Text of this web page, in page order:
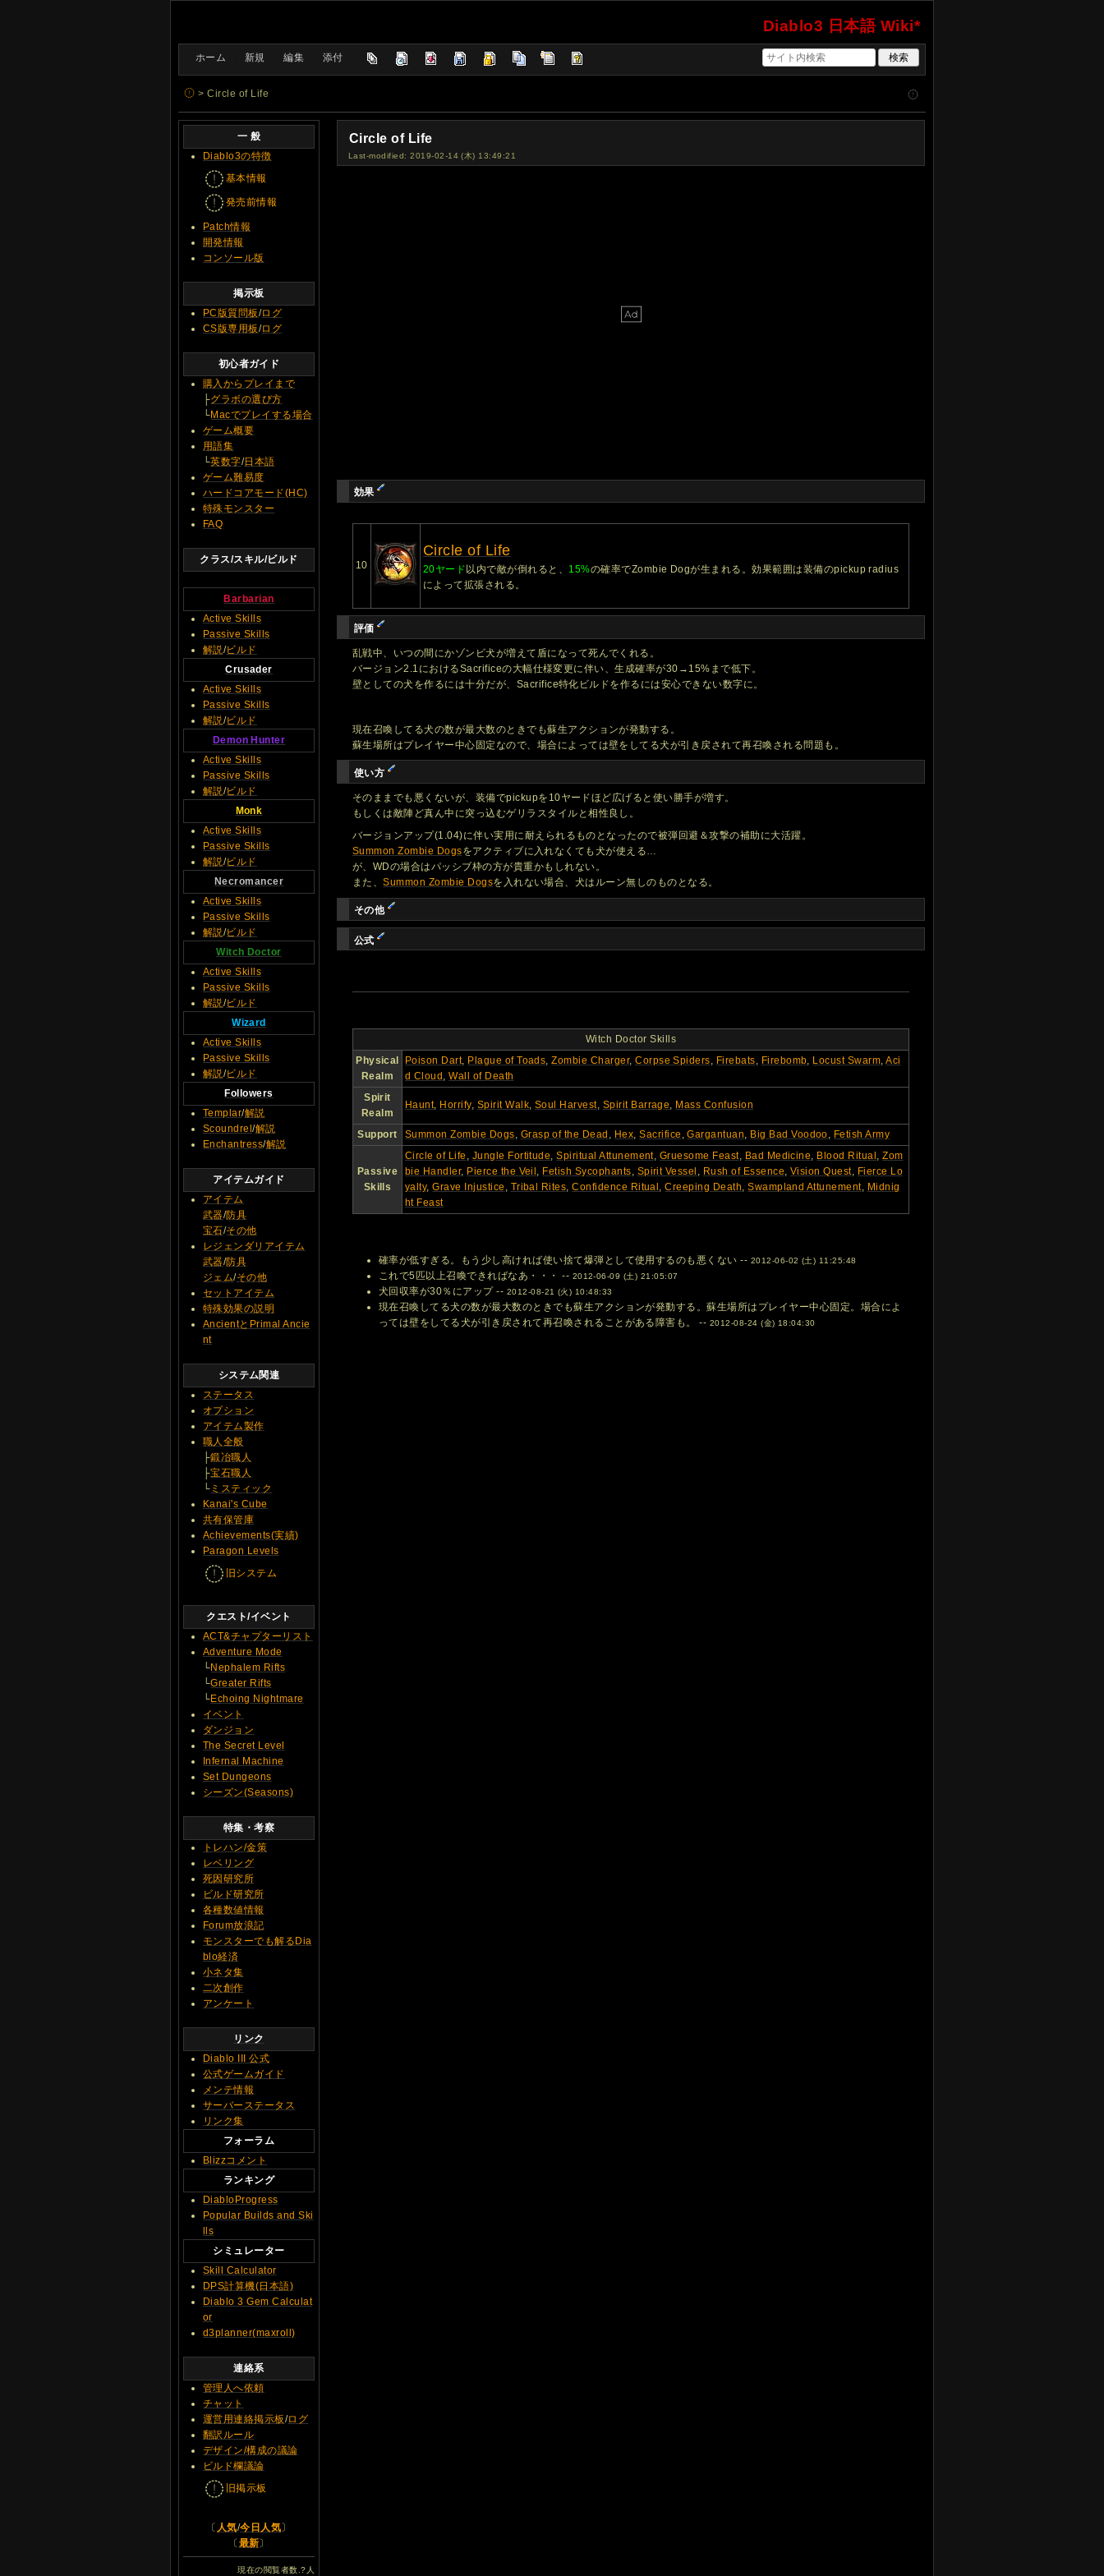
Diablo3 日本語 Wiki*
ホーム 新規 編集 添付
> Circle of Life
Circle of Life
Last-modified: 2019-02-14 (木) 13:49:21
効果
10
Circle of Life
20ヤード 以内で敵が倒れると、 15%の確率でZombie Dogが生まれる。効果範囲は装備のpickup radius
によって拡張される。
評価
乱戦中、いつの間にかゾンビ犬が増えて盾になって死んでくれる。
バージョン2.1におけるSacrificeの大幅仕様変更に伴い、生成確率が30→15%まで低下。
壁としての犬を作るには十分だが、Sacrifice特化ビルドを作るには安心できない数字に。
現在召喚してる犬の数が最大数のときでも蘇生アクションが発動する。
蘇生場所はプレイヤー中心固定なので、場合によっては壁をしてる犬が引き戻されて再召喚される問題も。
使い方
そのままでも悪くないが、装備でpickupを10ヤードほど広げると使い勝手が増す。
もしくは敵陣ど真ん中に突っ込むゲリラスタイルと相性良し。
バージョンアップ(1.04)に伴い実用に耐えられるものとなったので被弾回避＆攻撃の補助に大活躍。
Summon Zombie Dogsをアクティブに入れなくても犬が使える…
が、WDの場合はパッシブ枠の方が貴重かもしれない。
また、Summon Zombie Dogsを入れない場合、犬はルーン無しのものとなる。
その他
公式
Witch Doctor Skills
Physical
Realm
Poison Dart, Plague of Toads,Zombie Charger,Corpse Spiders, Firebats, Firebomb, Locust Swarm,Aci
d Cloud ,Wall of Death
Spirit
Realm
Haunt, Horrify, Spirit Walk, Soul Harvest, Spirit Barrage, Mass Confusion
Support Summon Zombie Dogs, Grasp of the Dead , Hex,Sacrifice ,Gargantuan, Big Bad Voodoo, Fetish Army
Passive
Skills
Circle of Life , Jungle Fortitude,Spiritual Attunement, Gruesome Feast, Bad Medicine, Blood Ritual ,Zom
bie Handler, Pierce the Veil , Fetish Sycophants, Spirit Vessel , Rush of Essence, Vision Quest, Fierce Lo
yalty,Grave Injustice , Tribal Rites,Confidence Ritual ,Creeping Death,Swampland Attunement, Midnig
ht Feast
確率が低すぎる。もう少し高ければ使い捨て爆弾として使用するのも悪くない -- 2012-06-02 (土) 11:25:48
これで5匹以上召喚できればなあ・・・ -- 2012-06-09 (土) 21:05:07
犬回収率が30％にアップ -- 2012-08-21 (火) 10:48:33
現在召喚してる犬の数が最大数のときでも蘇生アクションが発動する。蘇生場所はプレイヤー中心固定。場合によ
っては壁をしてる犬が引き戻されて再召喚されることがある障害も。 -- 2012-08-24 (金) 18:04:30
一 般
Diablo3の特徴
基本情報
発売前情報
Patch情報
開発情報
コンソール版
掲示板
PC版質問板/ログ
CS版専用板/ログ
初心者ガイド
購入からプレイまで
├グラボの選び方
└Macでプレイする場合
ゲーム概要
用語集
└英数字/日本語
ゲーム難易度
ハードコアモード(HC)
特殊モンスター
FAQ
クラス/スキル/ビルド
Barbarian
Active Skills
Passive Skills
解説/ビルド
Crusader
Active Skills
Passive Skills
解説/ビルド
Demon Hunter
Active Skills
Passive Skills
解説/ビルド
Monk
Active Skills
Passive Skills
解説/ビルド
Necromancer
Active Skills
Passive Skills
解説/ビルド
Witch Doctor
Active Skills
Passive Skills
解説/ビルド
Wizard
Active Skills
Passive Skills
解説/ビルド
Followers
Templar/解説
Scoundrel/解説
Enchantress/解説
アイテムガイド
アイテム
武器/防具
宝石/その他
レジェンダリアイテム
武器/防具
ジェム/その他
セットアイテム
特殊効果の説明
AncientとPrimal Ancie
nt
システム関連
ステータス
オプション
アイテム製作
職人全般
├鍛冶職人
├宝石職人
└ ミスティック
Kanai's Cube
共有保管庫
Achievements(実績)
Paragon Levels
旧システム
クエスト/イベント
ACT&チャプターリスト
Adventure Mode
└Nephalem Rifts
└Greater Rifts
└Echoing Nightmare
イベント
ダンジョン
The Secret Level
Infernal Machine
Set Dungeons
シーズン(Seasons)
特集・考察
トレハン/金策
レベリング
死因研究所
ビルド研究所
各種数値情報
Forum放浪記
モンスターでも解るDia
blo経済
小ネタ集
二次創作
アンケート
リンク
Diablo III 公式
公式ゲームガイド
メンテ情報
サーバーステータス
リンク集
フォーラム
Blizzコメント
ランキング
DiabloProgress
Popular Builds and Ski
lls
シミュレーター
Skill Calculator
DPS計算機(日本語)
Diablo 3 Gem Calculat
or
d3planner(maxroll)
連絡系
管理人へ依頼
チャット
運営用連絡掲示板/ログ
翻訳ルール
デザイン/構成の議論
ビルド欄議論
旧掲示板
〔 人気/今日人気〕
〔 最新〕
現在の閲覧者数.? 人